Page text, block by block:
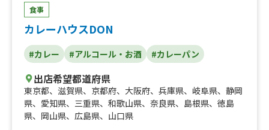
食事
カレーハウスDON
#カレー #アルコール・お酒 #カレーパン
出店希望都道府県
東京都、 滋賀県、 京都府、 大阪府、 兵庫県、 岐阜県、 静岡
県、 愛知県、 三重県、 和歌山県、 奈良県、 島根県、 徳島
県、 岡山県、 広島県、 山口県